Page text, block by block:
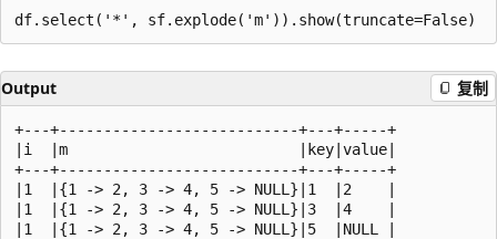
Output 复制
+---+---------------------------+---+-----+
|i  |m                          |key|value|
+---+---------------------------+---+-----+
|1  |{1 -> 2, 3 -> 4, 5 -> NULL}|1  |2    |
|1  |{1 -> 2, 3 -> 4, 5 -> NULL}|3  |4    |
|1  |{1 -> 2, 3 -> 4, 5 -> NULL}|5  |NULL |